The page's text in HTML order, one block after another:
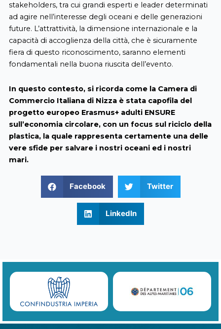
stakeholders, tra cui grandi esperti e leader determinati
ad agire nell’interesse degli oceani e delle generazioni
future. L’attrattività, la dimensione internazionale e la
capacità di accoglienza della città, che è sicuramente
fiera di questo riconoscimento, saranno elementi
fondamentali nella buona riuscita dell’evento.
In questo contesto, si ricorda come la Camera di
Commercio Italiana di Nizza è stata capofila del
progetto europeo Erasmus+ adulti ENSURE
sull’economia circolare, con un focus sul riciclo della
plastica, la quale rappresenta certamente una delle
vere sfide per salvare i nostri oceani ed i nostri
mari.
Facebook Twitter
LinkedIn